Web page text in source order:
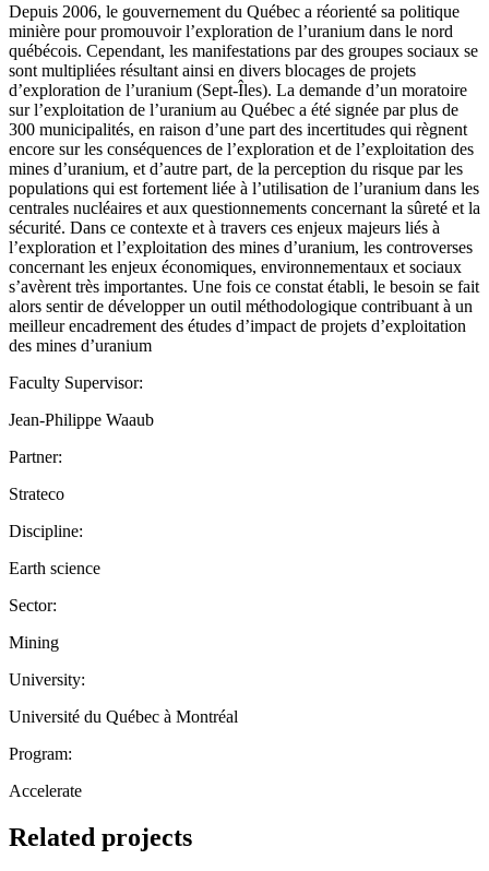
Depuis 2006, le gouvernement du Québec a réorienté sa politique
minière pour promouvoir l’exploration de l’uranium dans le nord
québécois. Cependant, les manifestations par des groupes sociaux se
sont multipliées résultant ainsi en divers blocages de projets
d’exploration de l’uranium (Sept-Îles). La demande d’un moratoire
sur l’exploitation de l’uranium au Québec a été signée par plus de
300 municipalités, en raison d’une part des incertitudes qui règnent
encore sur les conséquences de l’exploration et de l’exploitation des
mines d’uranium, et d’autre part, de la perception du risque par les
populations qui est fortement liée à l’utilisation de l’uranium dans les
centrales nucléaires et aux questionnements concernant la sûreté et la
sécurité. Dans ce contexte et à travers ces enjeux majeurs liés à
l’exploration et l’exploitation des mines d’uranium, les controverses
concernant les enjeux économiques, environnementaux et sociaux
s’avèrent très importantes. Une fois ce constat établi, le besoin se fait
alors sentir de développer un outil méthodologique contribuant à un
meilleur encadrement des études d’impact de projets d’exploitation
des mines d’uranium
Faculty Supervisor:
Jean-Philippe Waaub
Partner:
Strateco
Discipline:
Earth science
Sector:
Mining
University:
Université du Québec à Montréal
Program:
Accelerate
Related projects